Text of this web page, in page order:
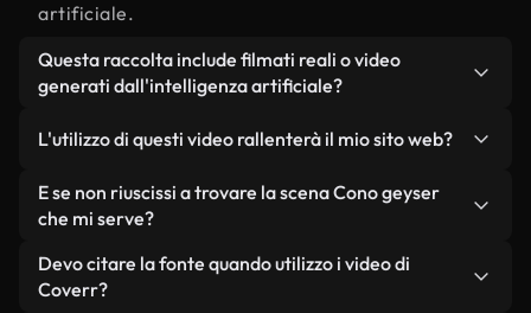
artificiale.
Questa raccolta include filmati reali o video
generati dall'intelligenza artificiale?
da filmati reali, girati da persone, relativi a Cono
geyser, e da video generati dall'intelligenza
artificiale. Ogni video è chiaramente etichettato,
L'utilizzo di questi video rallenterà il mio sito web?
Non se scegli le nostre versioni ottimizzate.
Offriamo formati leggeri e pronti per il web,
mantengono alta la qualità, riducono al minimo i
tempi di caricamento e migliorano parametri
E se non riuscissi a trovare la scena Cono geyser
che mi serve?
Puoi crearne uno all'istante utilizzando Coverr AI
Studio. Ti basta descrivere la scena, ad esempio
Devo citare la fonte quando utilizzo i video di
Coverr?